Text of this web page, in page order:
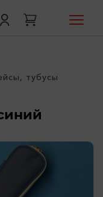
тубусы